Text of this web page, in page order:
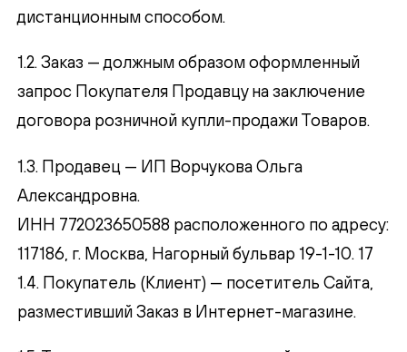
дистанционным способом.
1.2. Заказ — должным образом оформленный
запрос Покупателя Продавцу на заключение
договора розничной купли-продажи Товаров.
1.3. Продавец — ИП Ворчукова Ольга
Александровна.
ИНН 772023650588 расположенного по адресу:
117186, г. Москва, Нагорный бульвар 19-1-10. 17
1.4. Покупатель (Клиент) — посетитель Сайта,
разместивший Заказ в Интернет-магазине.